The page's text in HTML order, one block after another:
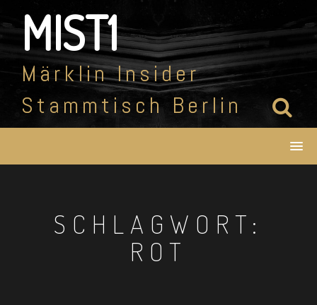
to
contentMIST1
Märklin Insider
Stammtisch Berlin
SCHLAGWORT:
ROT